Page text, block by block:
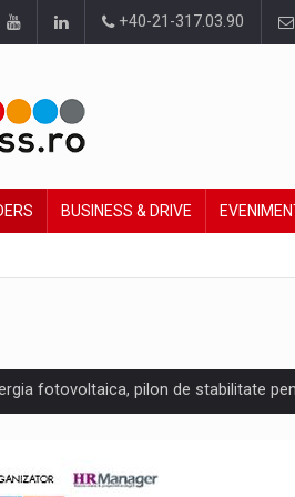
+40-21-317.03.90
BUSINESS & DRIVE
fotovoltaica, pilon de stabilitate
Spotlight: What SKU Level